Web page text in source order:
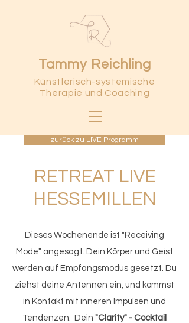
Tammy Reichling
Künstlerisch-systemische
Therapie und Coaching
zurück zu LIVE Programm
RETREAT LIVE
HESSEMILLEN
Dieses Wochenende ist "Receiving
Mode" angesagt. Dein Körper und Geist
werden auf Empfangsmodus gesetzt. Du
ziehst deine Antennen ein, und kommst
in Kontakt mit inneren Impulsen und
Tendenzen. Dein "Clarity" - Cocktail